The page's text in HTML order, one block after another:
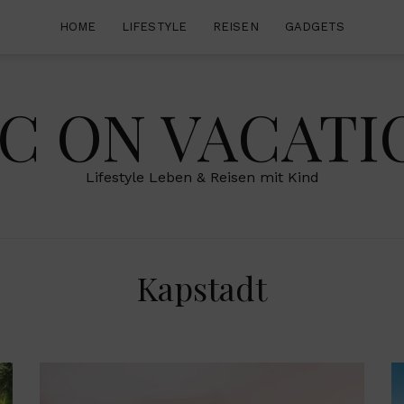
HOME LIFESTYLE REISEN GADGETS
ON
Lifestyle Leben & Reisen mit Kind
Kapstadt